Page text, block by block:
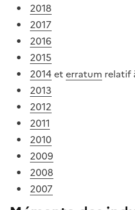
2018
2017
2016
2015
2014 eterratum relatif
2013
2012
2011
2010
2009
2008
2007